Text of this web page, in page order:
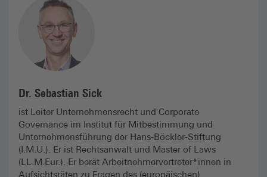
Dr. Sebastian Sick
ist Leiter Unternehmensrecht und Corporate
Governance im Institut für Mitbestimmung und
Unternehmensführung der Hans-Böckler-Stiftung
(I.M.U.). Er ist Rechtsanwalt und Master of Laws
(LL.M.Eur.). Er berät Arbeitnehmervertreter*innen in
Aufsichtsräten zu Fragen des (europäischen)